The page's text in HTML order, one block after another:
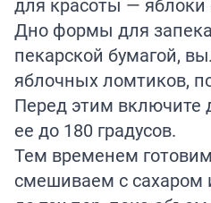
Дно формы для
пекарской бумагой,
яблочных ломтиков,
Перед этим включите
ее до 180 градусов.
Тем временем
смешиваем с сахаром